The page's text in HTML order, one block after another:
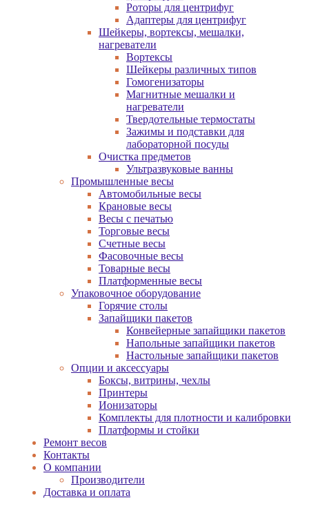
Роторы для центрифуг
Адаптеры для центрифуг
Шейкеры, вортексы, мешалки,
нагреватели
Вортексы
Шейкеры различных типов
Гомогенизаторы
Магнитные мешалки и
нагреватели
Твердотельные термостаты
Зажимы и подставки для
лабораторной посуды
Очистка предметов
Ультразвуковые ванны
Промышленные весы
Автомобильные весы
Крановые весы
Весы с печатью
Торговые весы
Счетные весы
Фасовочные весы
Товарные весы
Платформенные весы
Упаковочное оборудование
Горячие столы
Запайщики пакетов
Конвейерные запайщики пакетов
Напольные запайщики пакетов
Настольные запайщики пакетов
Опции и аксессуары
Боксы, витрины, чехлы
Принтеры
Ионизаторы
Комплекты для плотности и калибровки
Платформы и стойки
Ремонт весов
Контакты
О компании
Производители
Доставка и оплата